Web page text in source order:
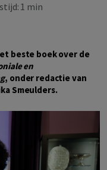
1 min
beste boek over de
en
, onder redactie van
Smeulders.